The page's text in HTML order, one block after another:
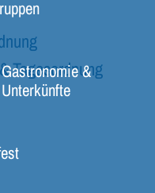
Gastronomie &
Unterkünfte
Tagesordnung